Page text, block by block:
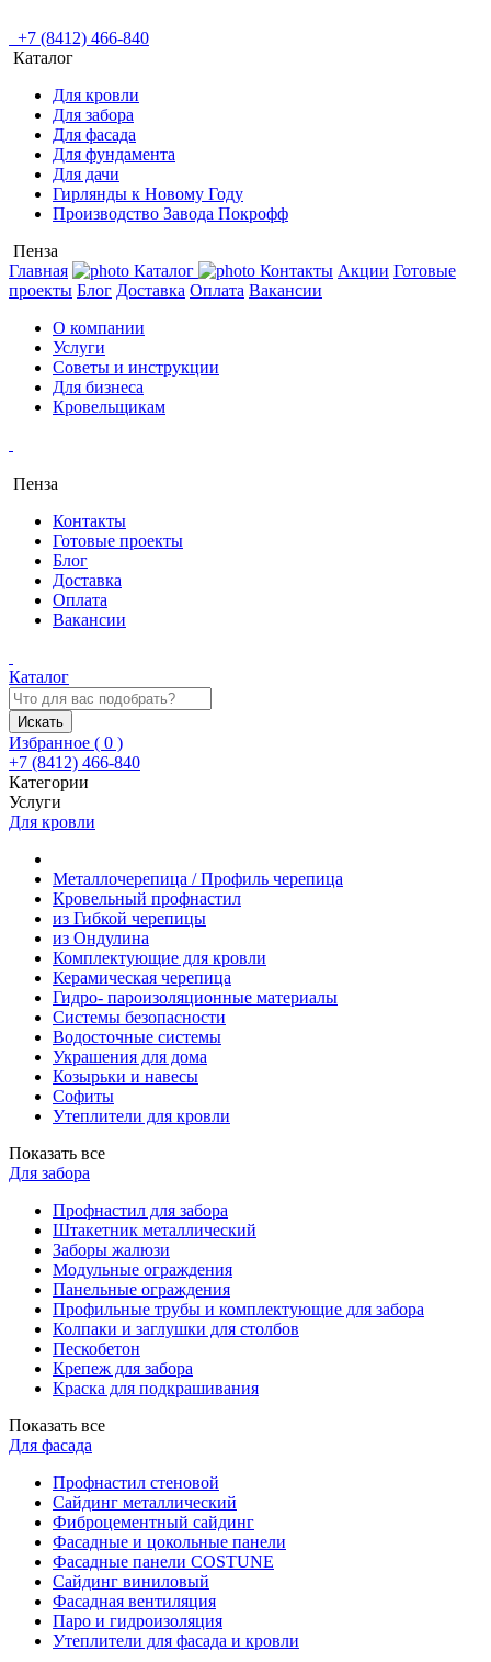
+7 (8412) 466-840
Каталог
Для кровли
Для забора
Для фасада
Для фундамента
Для дачи
Гирлянды к Новому Году
Производство Завода Покрофф
Пенза
Главная
Каталог Контакты Акции Готовые
проекты Блог Доставка Оплата Вакансии
О компании
Услуги
Советы и инструкции
Для бизнеса
Кровельщикам
Пенза
Контакты
Готовые проекты
Блог
Доставка
Оплата
Вакансии
Каталог
Искать
Избранное ( 0 )
+7 (8412) 466-840
Категории
Услуги
Для кровли
Металлочерепица / Профиль черепица
Кровельный профнастил
из Гибкой черепицы
из Ондулина
Комплектующие для кровли
Керамическая черепица
Гидро- пароизоляционные материалы
Системы безопасности
Водосточные системы
Украшения для дома
Козырьки и навесы
Софиты
Утеплители для кровли
Показать все
Для забора
Профнастил для забора
Штакетник металлический
Заборы жалюзи
Модульные ограждения
Панельные ограждения
Профильные трубы и комплектующие для забора
Колпаки и заглушки для столбов
Пескобетон
Крепеж для забора
Краска для подкрашивания
Показать все
Для фасада
Профнастил стеновой
Сайдинг металлический
Фиброцементный сайдинг
Фасадные и цокольные панели
Фасадные панели COSTUNE
Сайдинг виниловый
Фасадная вентиляция
Паро и гидроизоляция
Утеплители для фасада и кровли